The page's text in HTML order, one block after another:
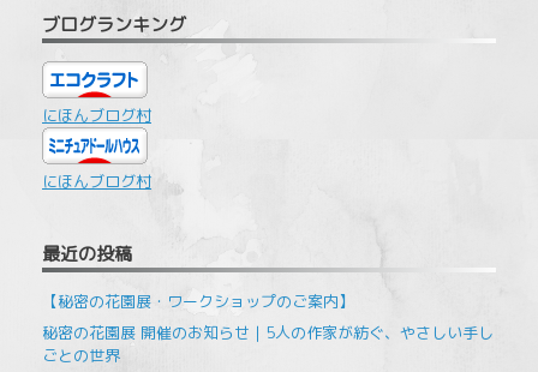
ブログランキング
にほんブログ村
にほんブログ村
最近の投稿
【秘密の花園展・ワークショップのご案内】
秘密の花園展 開催のお知らせ｜5人の作家が紡ぐ、やさしい手し
ごとの世界